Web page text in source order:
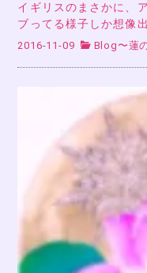
イギリスのまさかに、
ブってる様子しか想像
2016-11-09 Blog〜蓮